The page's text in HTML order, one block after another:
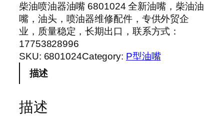
柴油喷油器油嘴 6801024 全新油嘴，柴油油
嘴，油头，喷油器维修配件，专供外贸企
业，质量稳定，长期出口，联系方式：
17753828996
SKU: 6801024Category: P型油嘴
描述
描述